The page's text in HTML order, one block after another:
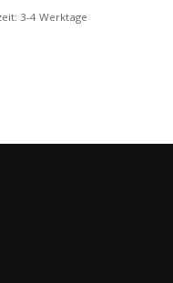
3-4 Werktage